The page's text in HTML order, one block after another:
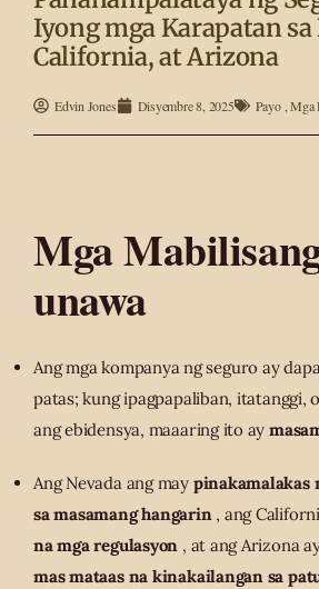
Iyong mga Karapatan sa
California, at Arizona
Edvin Jones Disyembre 8, 2025 Payo,Mga
Mga
unawa
Ang mga kompanya ng seguro ay
patas; kung ipagpapaliban, itatanggi,
ang ebidensya, maaaring ito ay
Ang Nevada ang may pinakamalakas
sa masamang hangarin, ang
na mga regulasyon , at ang Arizona
mas mataas na kinakailangan sa